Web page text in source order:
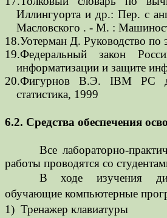
Иллингуорта и др.: Пер. с
Масловского . - М. :
18.Уотерман Д. Руководство
19.Федеральный закон
информатизации и защите
20.Фигурнов В.Э. IBM PC
статистика, 1999
6.2. Средства обеспечения
Все лабораторно-
работы проводятся со
В ходе изучения
обучающие компьютерные
1) Тренажер клавиатуры